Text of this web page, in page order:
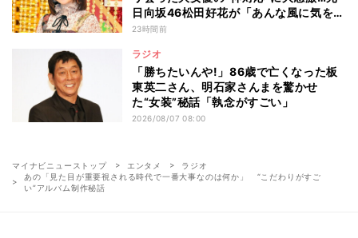
日向坂46松田好花が「あんな風に気を使
える人になりたい」と感動した“振る舞
23時間前
ラジオ
「勝ちたいんや!」86歳で亡くなった板
東英二さん、明石家さんまを驚かせ
た“女装”秘話「執念がすごい」
2026/08/07 08:00
マイナビニューストップ エンタメ
ラジオ
あの「見た目が重要視される時代で一番大事なのは何か」 “こだわりがすご
い”アルバム制作秘話